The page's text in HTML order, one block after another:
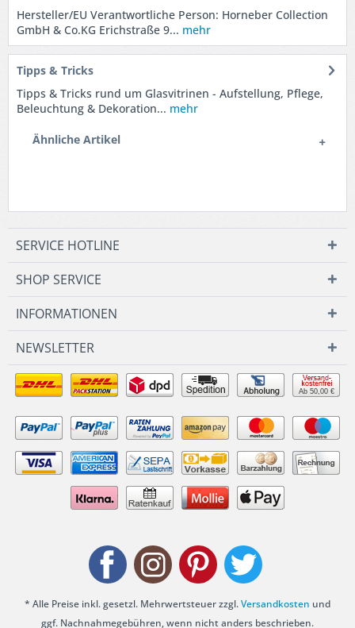
Hersteller/EU Verantwortliche Person: Horneber Collection
GmbH & Co.KG Erichstraße 9... mehr
Tipps & Tricks
Tipps & Tricks rund um Glasvitrinen - Aufstellung, Pflege,
Beleuchtung & Dekoration... mehr
Ähnliche Artikel
SERVICE HOTLINE
SHOP SERVICE
INFORMATIONEN
NEWSLETTER
Ab 50,00 €
* Alle Preise inkl. gesetzl. Mehrwertsteuer zzgl.Versandkosten und
ggf. Nachnahmegebühren, wenn nicht anders beschrieben.